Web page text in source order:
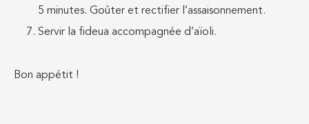
5 minutes. Goûter et rectifier l’assaisonnement.
Servir la fideua accompagnée d’aïoli.
Bon appétit !